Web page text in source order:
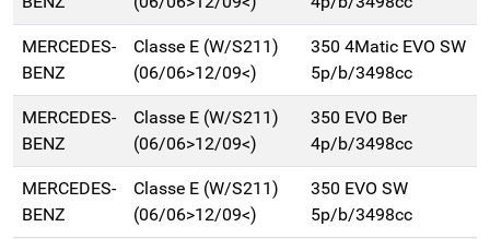
MERCEDES-
BENZ
Classe E (W/S211)
(06/06>12/09<)
350 4Matic EVO SW
5p/b/3498cc
MERCEDES-
BENZ
Classe E (W/S211)
(06/06>12/09<)
350 EVO Ber
4p/b/3498cc
MERCEDES-
BENZ
Classe E (W/S211)
(06/06>12/09<)
350 EVO SW
5p/b/3498cc